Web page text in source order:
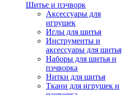
Шитье и пэчворк
Аксессуары для
игрушек
Иглы для шитья
Инструменты и
аксессуары для шитья
Наборы для шитья и
пэчворка
Нитки для шитья
Ткани для игрушек и